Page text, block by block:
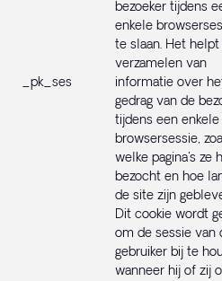
_pk_ses
bezoeker tijdens
enkele
te slaan. Het
verzamelen van
informatie over
gedrag van de
tijdens een enkele
browsersessie,
welke pagina's ze
bezocht en hoe
de site zijn
Dit cookie wordt
om de sessie van
gebruiker bij te
wanneer hij of zij